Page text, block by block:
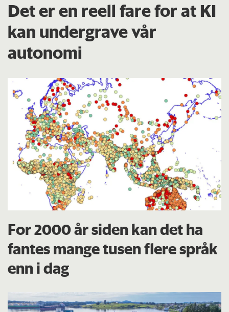
Det er en reell fare for at KI
kan undergrave vår
autonomi
For 2000 år siden kan det ha
fantes mange tusen flere språk
enn i dag